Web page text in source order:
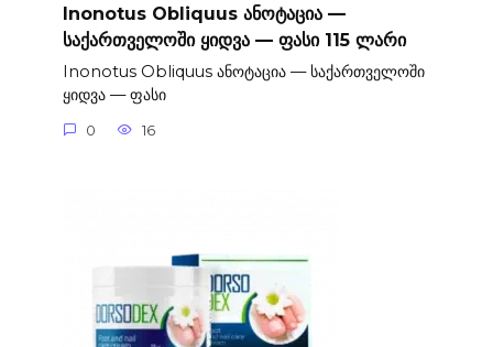
Inonotus Obliquus ანოტაცია —
საქართველოში ყიდვა — ფასი 115 ლარი
Inonotus Obliquus ანოტაცია — საქართველოში
ყიდვა — ფასი
0 16